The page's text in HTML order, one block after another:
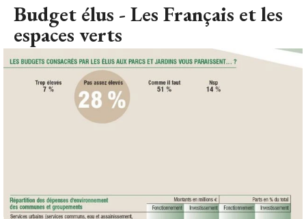
Budget élus - Les Français et les
espaces verts